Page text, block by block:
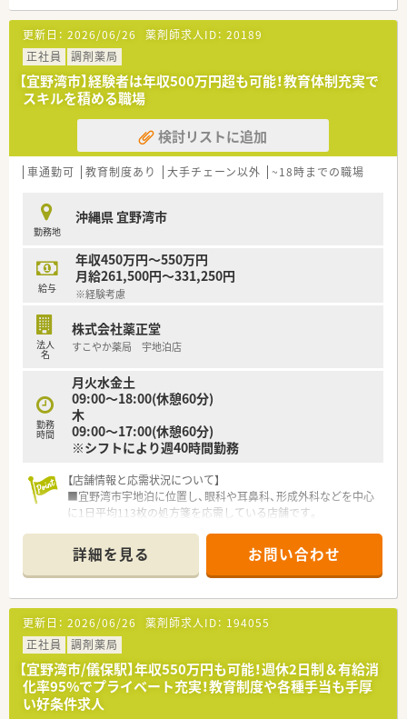
更新日： 2026/06/26 薬剤師求人ID： 20189
正社員
調剤薬局
【宜野湾市】経験者は年収500万円超も可能！教育体制充実で
スキルを積める職場
検討リストに追加
車通勤可 教育制度あり 大手チェーン以外 ~18時までの職場
勤務地
沖縄県 宜野湾市
給与
年収450万円～550万円
月給261,500円～331,250円
※経験考慮
法人
名
株式会社薬正堂
すこやか薬局 宇地泊店
勤務
時間
月火水金土
09:00～18:00(休憩60分)
木
09:00〜17:00(休憩60分)
※シフトにより週40時間勤務
【店舗情報と応需状況について】
■宜野湾市宇地泊に位置し、眼科や耳鼻科、形成外科などを中心
に1日平均113枚の処方箋を応需している店舗です。
れており、一人ひとりが連携を取りながら業務に励みます。
■店舗の最寄り駅からの詳細な距離は確認が必要ですが、全店で
車通勤が可能となっており、通勤の利便性は非常に高いです。
【募集背景と求める人物像について】
■現場の負担を軽減し体制を強化するための欠員補充としての
募集であり、即戦力として活躍できる方を急募しています。
■薬局実務経験が3年以上ある20代から40代の方を求めていま
すが、お人柄や経験次第では50代以上の方も歓迎します。
■事務スタッフとのチームワークを大切にできる方や、周囲と明
るく円滑なコミュニケーションが取れる方を募集します。
詳細を見る お問い合わせ
更新日： 2026/06/26 薬剤師求人ID： 194055
正社員
調剤薬局
【宜野湾市/儀保駅】年収550万円も可能！週休2日制＆有給消
化率95%でプライベート充実！教育制度や各種手当も手厚
い好条件求人